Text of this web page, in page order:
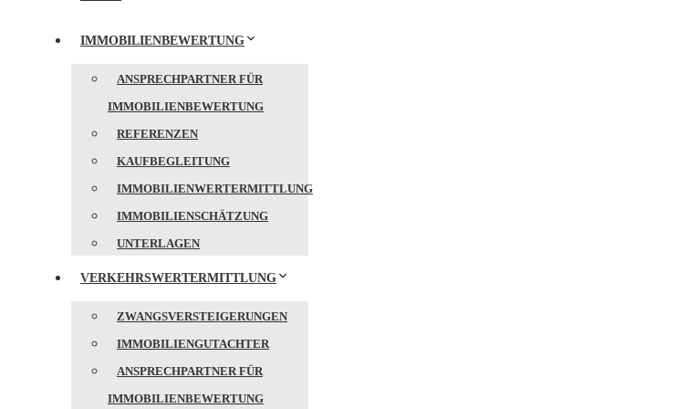
IMMOBILIENBEWERTUNG
ANSPRECHPARTNER FÜR
IMMOBILIENBEWERTUNG
REFERENZEN
KAUFBEGLEITUNG
IMMOBILIENWERTERMITTLUNG
IMMOBILIENSCHÄTZUNG
UNTERLAGEN
VERKEHRSWERTERMITTLUNG
ZWANGSVERSTEIGERUNGEN
IMMOBILIENGUTACHTER
ANSPRECHPARTNER FÜR
IMMOBILIENBEWERTUNG